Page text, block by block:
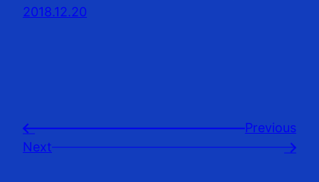
2018.12.20
←
Previousㅤ
Next
→